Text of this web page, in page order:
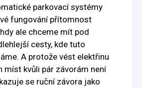
parkovací systémy
fungování přítomnost
ale chceme mít pod
cesty, kde tuto
A protože vést elektřinu
míst kvůli pár závorám není
se ruční závora jako